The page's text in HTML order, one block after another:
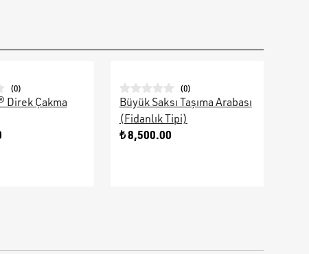
(0)
Direk Çakma
(0)
Büyük Saksı Taşıma Arabası
(Fidanlık Tipi)
₺ 8,500.00